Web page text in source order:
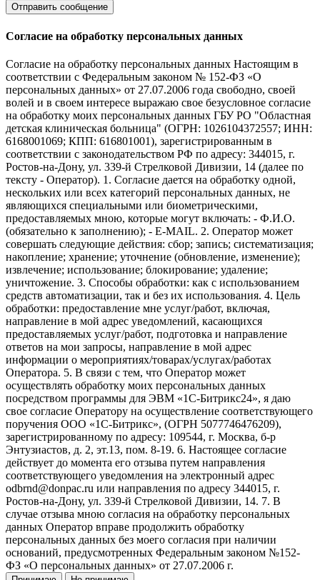
Согласие на обработку персональных данных
Согласие на обработку персональных данных Настоящим в
соответствии с Федеральным законом № 152-ФЗ «О
персональных данных» от 27.07.2006 года свободно, своей
волей и в своем интересе выражаю свое безусловное согласие
на обработку моих персональных данных ГБУ РО "Областная
детская клиническая больница" (ОГРН: 1026104372557; ИНН:
6168001069; КПП: 616801001), зарегистрированным в
соответствии с законодательством РФ по адресу: 344015, г.
Ростов-на-Дону, ул. 339-й Стрелковой Дивизии, 14 (далее по
тексту - Оператор). 1. Согласие дается на обработку одной,
нескольких или всех категорий персональных данных, не
являющихся специальными или биометрическими,
предоставляемых мною, которые могут включать: - Ф.И.О.
(обязательно к заполнению); - E-MAIL. 2. Оператор может
совершать следующие действия: сбор; запись; систематизация;
накопление; хранение; уточнение (обновление, изменение);
извлечение; использование; блокирование; удаление;
уничтожение. 3. Способы обработки: как с использованием
средств автоматизации, так и без их использования. 4. Цель
обработки: предоставление мне услуг/работ, включая,
направление в мой адрес уведомлений, касающихся
предоставляемых услуг/работ, подготовка и направление
ответов на мои запросы, направление в мой адрес
информации о мероприятиях/товарах/услугах/работах
Оператора. 5. В связи с тем, что Оператор может
осуществлять обработку моих персональных данных
посредством программы для ЭВМ «1С-Битрикс24», я даю
свое согласие Оператору на осуществление соответствующего
поручения ООО «1С-Битрикс», (ОГРН 5077746476209),
зарегистрированному по адресу: 109544, г. Москва, б-р
Энтузиастов, д. 2, эт.13, пом. 8-19. 6. Настоящее согласие
действует до момента его отзыва путем направления
соответствующего уведомления на электронный адрес
odbrnd@donpac.ru или направления по адресу 344015, г.
Ростов-на-Дону, ул. 339-й Стрелковой Дивизии, 14. 7. В
случае отзыва мною согласия на обработку персональных
данных Оператор вправе продолжить обработку
персональных данных без моего согласия при наличии
оснований, предусмотренных Федеральным законом №152-
ФЗ «О персональных данных» от 27.07.2006 г.